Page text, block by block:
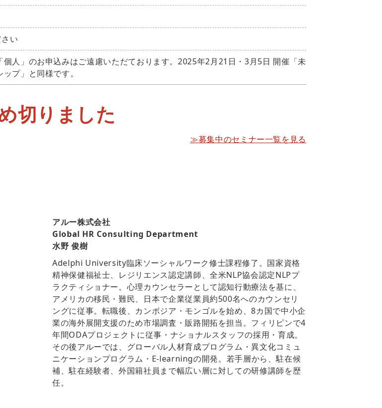
い
人」のお申込みはご遠慮いただております。2025年2月21日・3月5日 開催「未
プ」と同様です。
切りました
≫募集中のセミナー一覧を見る
アルー株式会社
Global HR Consulting Department
水野 俊樹
Adelphi University臨床ソーシャルワーク修士課程修了。国家資格
精神保健福祉士、レジリエンス認定講師、全米NLP協会認定NLPプ
ラクティショナー。心理カウンセラーとして認知行動療法を基に、
アメリカの移民・難民、日本で企業従業員約500名へのカウンセリ
ングに従事。転職後、カンボジア・モンゴルを始め、8カ国で中小企
業の海外展開支援のため市場調査・販路開拓を担当。フィリピンで4
年間ODAプロジェクトに従事・ナショナルスタッフの採用・育成。
その後アルーでは、グローバル人材育成プログラム・異文化コミュ
ニケーションプログラム・E-learningの開発。若手層から、駐在候
補、駐在経験者、外国籍社員まで幅広い層に対しての研修講師を歴
任。